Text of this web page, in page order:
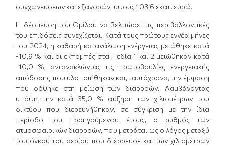
συγχωνεύσεων και εξαγορών, ύψους 103,6 εκατ. ευρώ.
Η δέσμευση του Ομίλου να βελτιώσει τις περιβαλλοντικές
του επιδόσεις συνεχίζεται. Κατά τους πρώτους εννέα μήνες
του 2024, η καθαρή κατανάλωση ενέργειας μειώθηκε κατά
-10,9 % και οι εκπομπές στα Πεδία 1 και 2 μειώθηκαν κατά
-10,0 %, αντανακλώντας τις πρωτοβουλίες ενεργειακής
απόδοσης που υλοποιήθηκαν και, ταυτόχρονα, την έμφαση
που δόθηκε στη μείωση των διαρροών. Λαμβάνοντας
υπόψη την κατά 35,0 % αύξηση των χιλιομέτρων του
δικτύου που διερευνήθηκαν, σε σύγκριση με την ίδια
περίοδο του προηγούμενου έτους, ο ρυθμός των
ατμοσφαιρικών διαρροών, που μετράται ως ο λόγος μεταξύ
του όγκου του αερίου που διέρρευσε και των χιλιομέτρων